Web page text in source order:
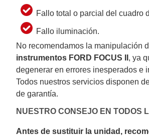
Fallo total o parcial del cuadro
Fallo iluminación.
No recomendamos la manipulación
instrumentos FORD FOCUS II , ya
degenerar en errores inesperados e
Todos nuestros servicios disponen
de garantía.
NUESTRO CONSEJO EN TODOS
Antes de sustituir la unidad,